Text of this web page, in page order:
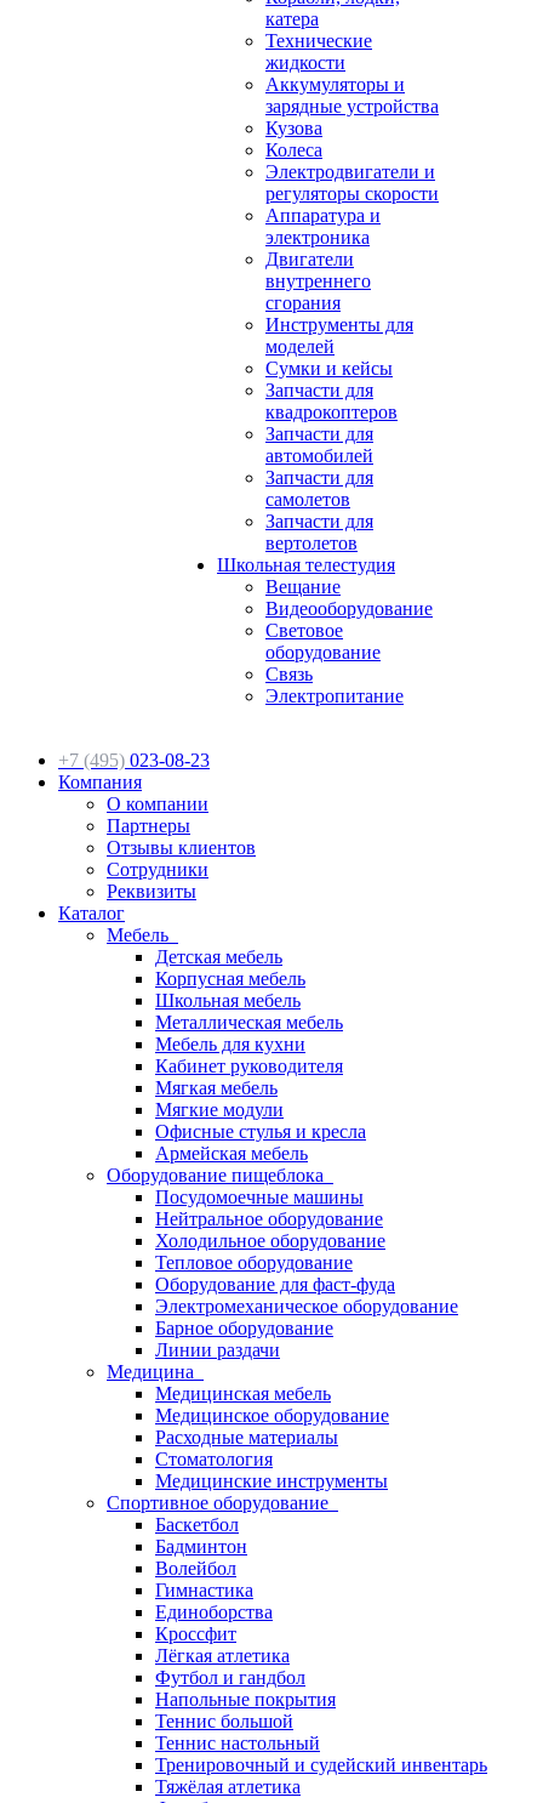
катера
Технические
жидкости
Аккумуляторы и
зарядные устройства
Кузова
Колеса
Электродвигатели и
регуляторы скорости
Аппаратура и
электроника
Двигатели
внутреннего
сгорания
Инструменты для
моделей
Сумки и кейсы
Запчасти для
квадрокоптеров
Запчасти для
автомобилей
Запчасти для
самолетов
Запчасти для
вертолетов
Школьная телестудия
Вещание
Видеооборудование
Световое
оборудование
Связь
Электропитание
+7 (495) 023-08-23
Компания
О компании
Партнеры
Отзывы клиентов
Сотрудники
Реквизиты
Каталог
Мебель
Детская мебель
Корпусная мебель
Школьная мебель
Металлическая мебель
Мебель для кухни
Кабинет руководителя
Мягкая мебель
Мягкие модули
Офисные стулья и кресла
Армейская мебель
Оборудование пищеблока
Посудомоечные машины
Нейтральное оборудование
Холодильное оборудование
Тепловое оборудование
Оборудование для фаст-фуда
Электромеханическое оборудование
Барное оборудование
Линии раздачи
Медицина
Медицинская мебель
Медицинское оборудование
Расходные материалы
Стоматология
Медицинские инструменты
Спортивное оборудование
Баскетбол
Бадминтон
Волейбол
Гимнастика
Единоборства
Кроссфит
Лёгкая атлетика
Футбол и гандбол
Напольные покрытия
Теннис большой
Теннис настольный
Тренировочный и судейский инвентарь
Тяжёлая атлетика